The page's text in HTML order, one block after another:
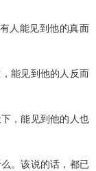
人能见到他的真面
见到他的人反而
，能见到他的人也
。该说的话，都已